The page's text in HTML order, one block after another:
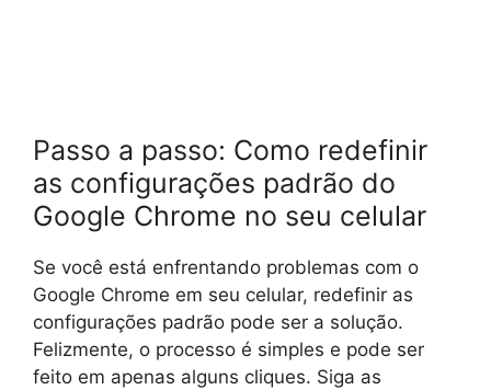
Passo a passo: Como redefinir
as configurações padrão do
Google Chrome no seu celular
Se você está enfrentando problemas com o
Google Chrome em seu celular, redefinir as
configurações padrão pode ser a solução.
Felizmente, o processo é simples e pode ser
feito em apenas alguns cliques. Siga as